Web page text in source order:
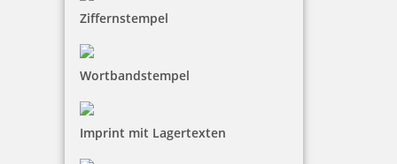
Ziffernstempel
Wortbandstempel
Imprint mit Lagertexten
Printy 4924 Tauchstempel 10 Taucherstempel Motiv Neptun